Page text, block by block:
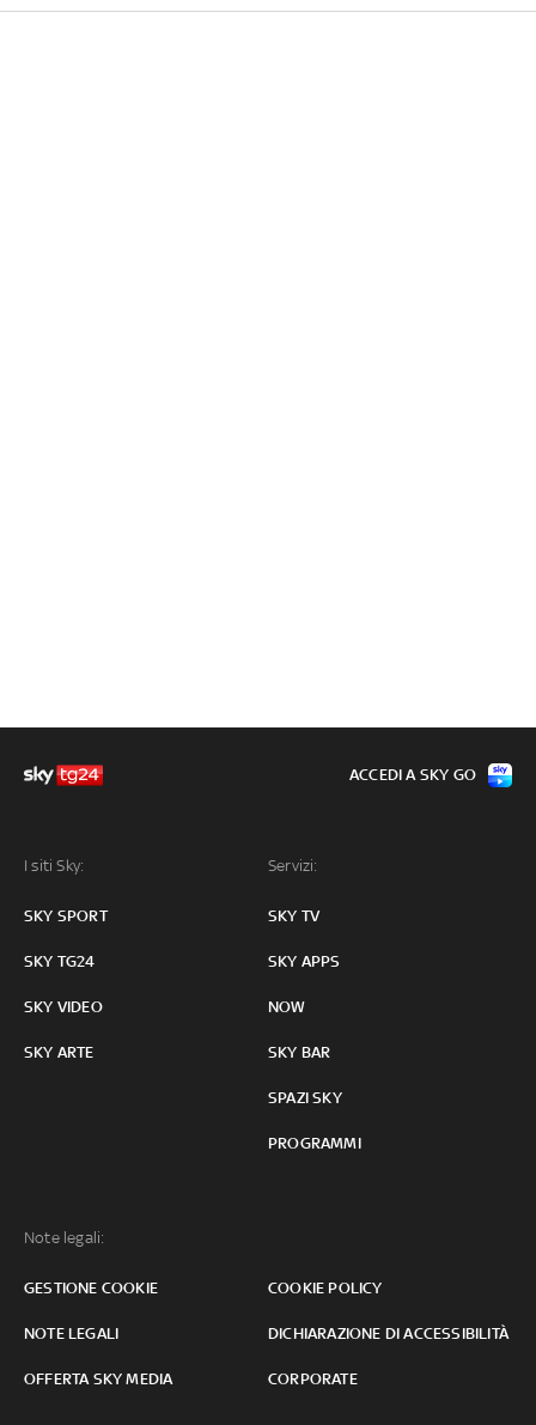
I siti Sky:
SKY SPORT
SKY TG24
SKY VIDEO
SKY ARTE
Servizi:
SKY TV
SKY APPS
NOW
SKY BAR
SPAZI SKY
PROGRAMMI
Note legali:
GESTIONE COOKIE COOKIE POLICY
NOTE LEGALI DICHIARAZIONE DI ACCESSIBILITÀ
OFFERTA SKY MEDIA CORPORATE
ACCEDI A SKY GO